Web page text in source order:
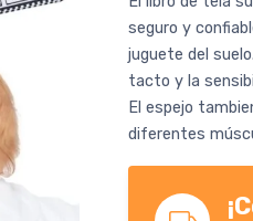
seguro y
juguete del
tacto y la
El espejo
diferentes